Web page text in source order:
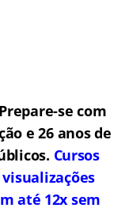
se com
e 26 anos de
Cursos
até 12x sem